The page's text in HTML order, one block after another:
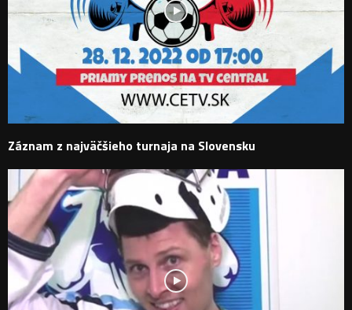
Záznam z najväčšieho turnaja na Slovensku